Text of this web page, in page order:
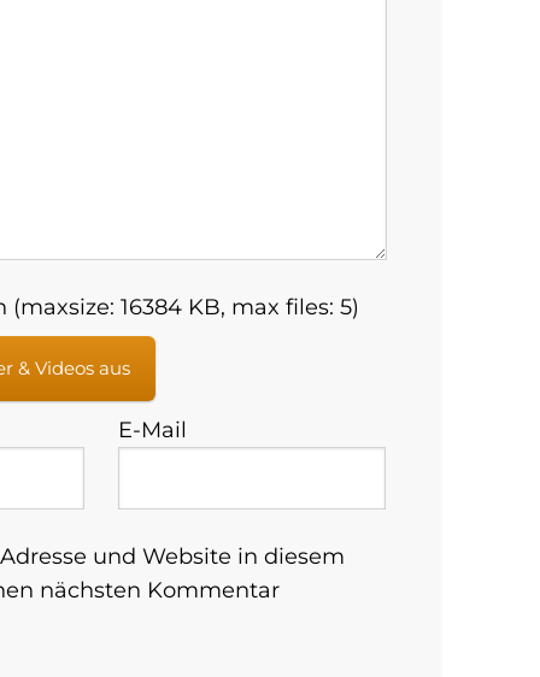
16384 KB, max files: 5)
& Videos aus
E-Mail
und Website in diesem
nächsten Kommentar